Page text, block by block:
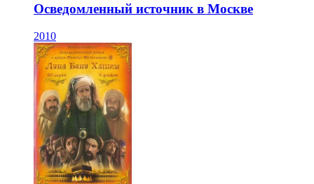
Осведомленный источник в Москве
2010